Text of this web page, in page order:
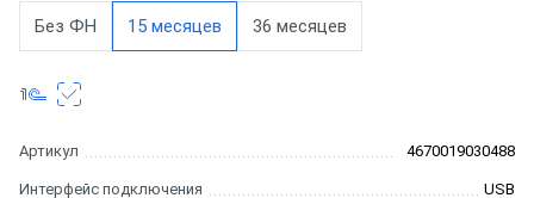
Без ФН 15 месяцев 36 месяцев
Артикул 4670019030488
Интерфейс подключения USB